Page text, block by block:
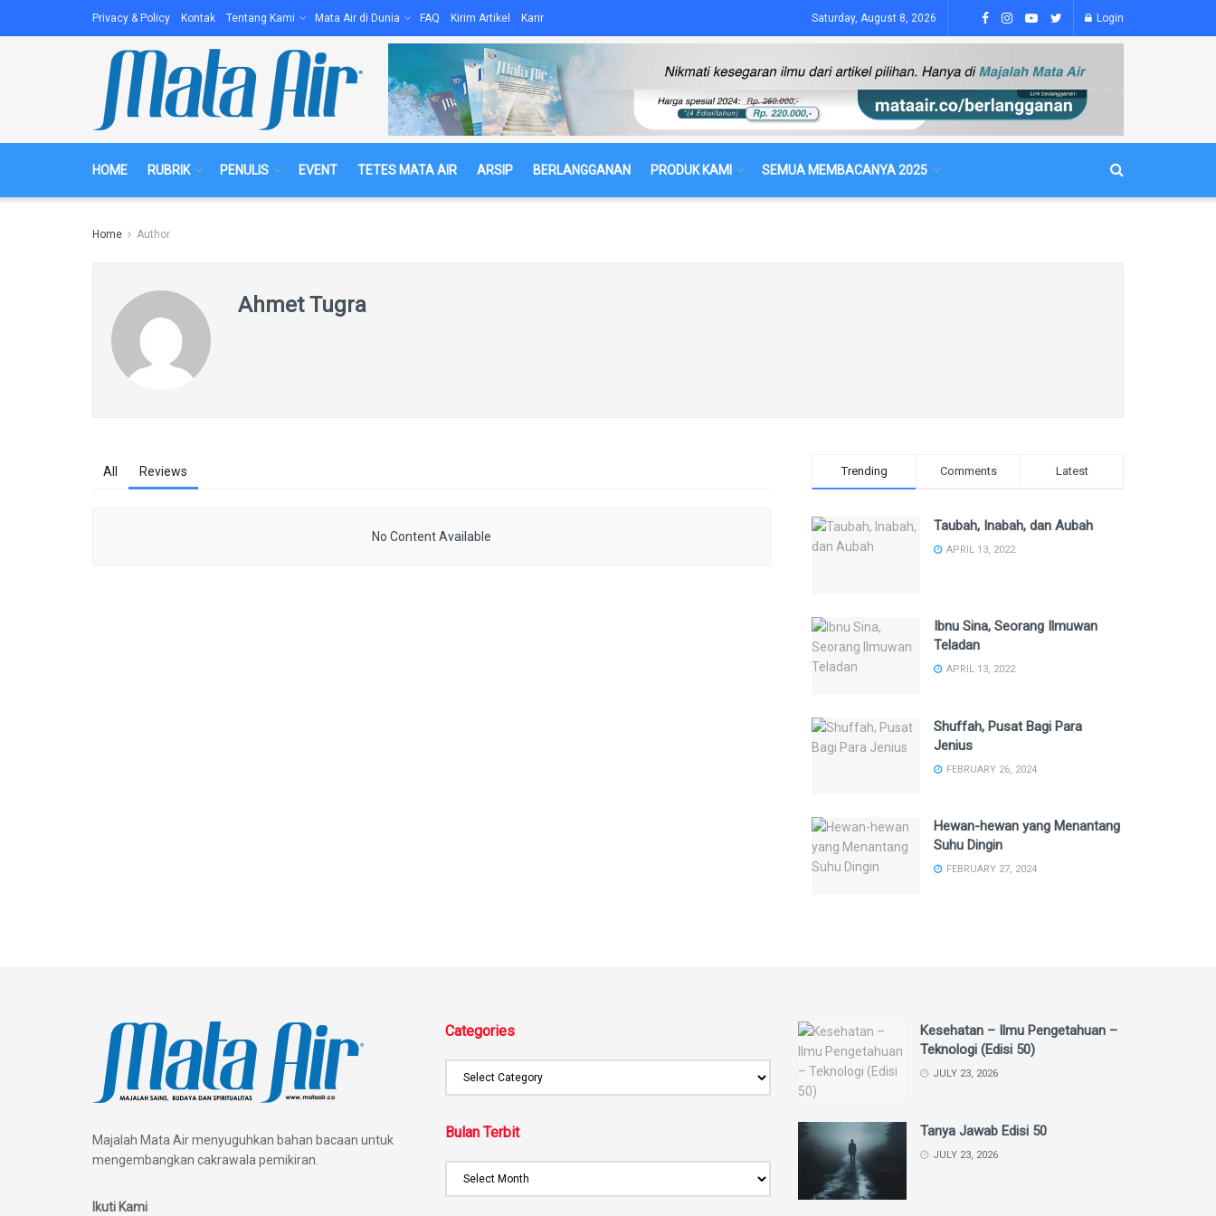
Privacy & Policy Kontak Tentang Kami Mata Air di Dunia FAQ Kirim Artikel Karir Saturday, August 8, 2026 Login
HOME RUBRIK PENULIS EVENT TETES MATA AIR ARSIP BERLANGGANAN PRODUK KAMI SEMUA MEMBACANYA 2025
Home Author
Ahmet Tugra
All Reviews
No Content Available
Trending Comments Latest
Taubah, Inabah, dan Aubah
APRIL 13, 2022
Ibnu Sina, Seorang Ilmuwan
Teladan
APRIL 13, 2022
Shuffah, Pusat Bagi Para
Jenius
FEBRUARY 26, 2024
Hewan-hewan yang Menantang
Suhu Dingin
FEBRUARY 27, 2024
Majalah Mata Air menyuguhkan bahan bacaan untuk
mengembangkan cakrawala pemikiran.
Ikuti Kami
Categories
Bulan Terbit
Kesehatan – Ilmu Pengetahuan –
Teknologi (Edisi 50)
JULY 23, 2026
Tanya Jawab Edisi 50
JULY 23, 2026